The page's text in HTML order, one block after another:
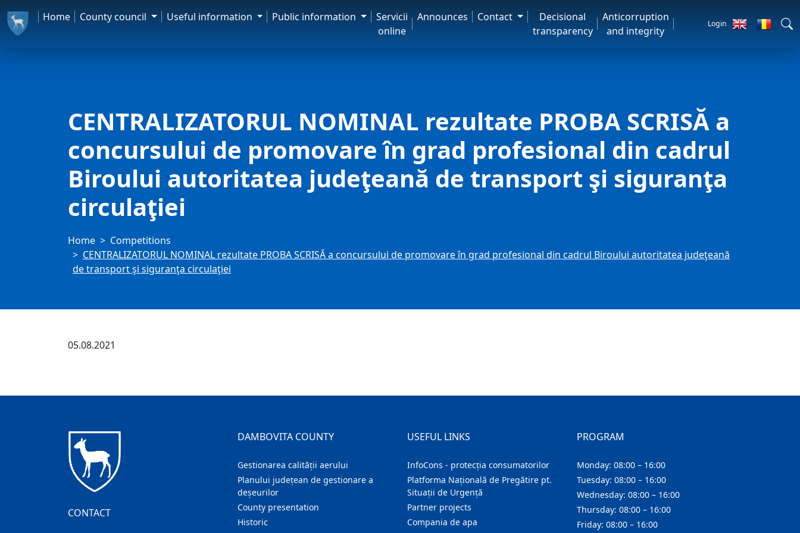
Home County council Useful information Public information
Servicii
online
Announces Contact
Decisional
transparency
Anticorruption
and integrity
Login
CENTRALIZATORUL NOMINAL rezultate PROBA SCRISĂ a
concursului de promovare în grad profesional din cadrul
Biroului autoritatea judeţeană de transport şi siguranţa
circulaţiei
Home
Competitions
CENTRALIZATORUL NOMINAL rezultate PROBA SCRISĂ a concursului de promovare în grad profesional din cadrul Biroului autoritatea judeţeană
de transport şi siguranţa circulaţiei
05.08.2021
CONTACT
DAMBOVITA COUNTY
Gestionarea calității aerului
Planului județean de gestionare a
deșeurilor
County presentation
Historic
USEFUL LINKS
InfoCons - protecția consumatorilor
Platforma Națională de Pregătire pt.
Situații de Urgență
Partner projects
Compania de apa
PROGRAM
Monday: 08:00 – 16:00
Tuesday: 08:00 – 16:00
Wednesday: 08:00 – 16:00
Thursday: 08:00 – 16:00
Friday: 08:00 – 16:00